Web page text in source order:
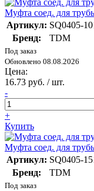
Муфта соед. для
Артикул: SQ0405-
Бренд:
TDM
Под заказ
Обновлено 08.08.2026
Цена:
16.73 руб. / шт.
-
+
Купить
Муфта соед. для
Артикул: SQ0405-
Бренд:
TDM
Под заказ